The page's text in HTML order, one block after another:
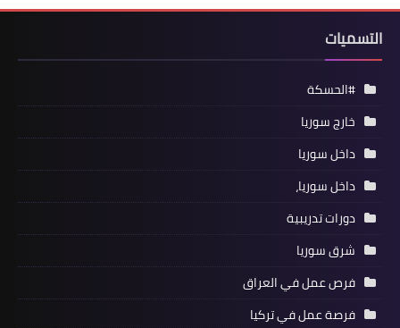
التسميات
#الحسكة
خارج سوريا
داخل سوريا
داخل سوريا،
دورات تدريبية
شرق سوريا
فرص عمل في العراق
فرصة عمل في تركيا